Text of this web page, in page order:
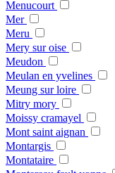
Menucourt
Mer
Meru
Mery sur oise
Meudon
Meulan en yvelines
Meung sur loire
Mitry mory
Moissy cramayel
Mont saint aignan
Montargis
Montataire